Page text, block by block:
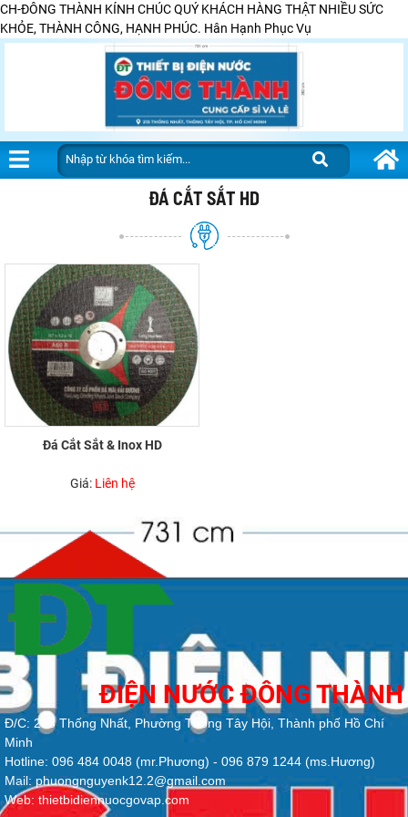
CH-ĐÔNG THÀNH KÍNH CHÚC QUÝ KHÁCH HÀNG THẬT NHIỀU SỨC
KHỎE, THÀNH CÔNG, HẠNH PHÚC. Hân Hạnh Phục Vụ
ĐÁ CẮT SẮT HD
Đá Cắt Sắt & Inox HD
Giá: Liên hệ
ĐIỆN NƯỚC ĐÔNG THÀNH
Đ/C: 213 Thống Nhất, Phường Thông Tây Hội, Thành phố Hồ Chí
Minh
Hotline: 096 484 0048 (mr.Phương) - 096 879 1244 (ms.Hương)
Mail: phuongnguyenk12.2@gmail.com
Web: thietbidiennuocgovap.com